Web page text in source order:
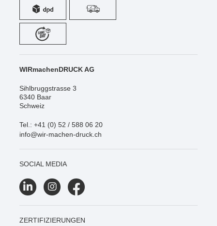
WIRmachenDRUCK AG
Sihlbruggstrasse 3
6340 Baar
Schweiz
Tel.: +41 (0) 52 / 588 06 20
info@wir-machen-druck.ch
SOCIAL MEDIA
ZERTIFIZIERUNGEN